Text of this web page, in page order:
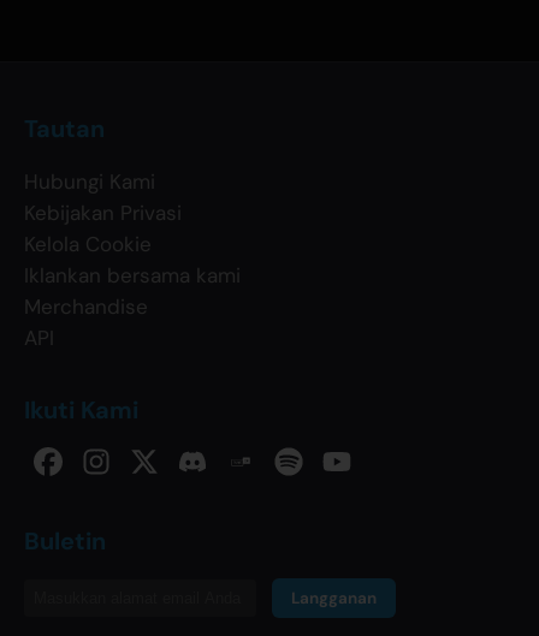
Tautan
Hubungi Kami
Kebijakan Privasi
Kelola Cookie
Iklankan bersama kami
Merchandise
API
Ikuti Kami
Buletin
Langganan